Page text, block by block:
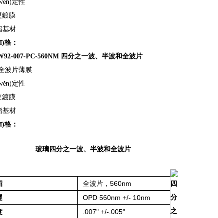
定性
鍍膜
基材
格：
007-PC-560NM 四分之一波、半波和全波片
波片薄膜
定性
鍍膜
基材
格：
全波片，560nm
OPD 560nm +/- 10nm
.007" +/-.005"
玻璃 四分之一波、半波和全波片
四
分
之